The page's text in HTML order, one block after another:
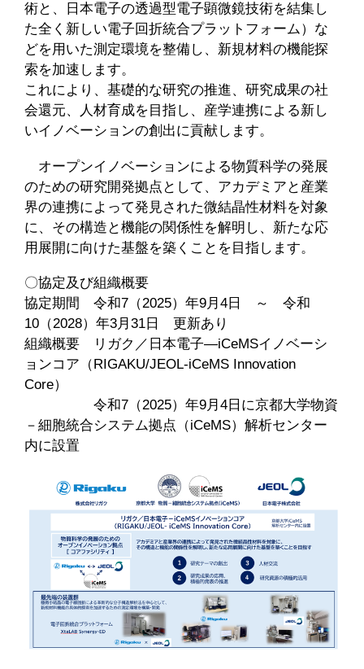
術と、日本電子の透過型電子顕微鏡技術を結集し
た全く新しい電子回折統合プラットフォーム）な
どを用いた測定環境を整備し、新規材料の機能探
索を加速します。
これにより、基礎的な研究の推進、研究成果の社
会還元、人材育成を目指し、産学連携による新し
いイノベーションの創出に貢献します。
オープンイノベーションによる物質科学の発展
のための研究開発拠点として、アカデミアと産業
界の連携によって発見された微結晶性材料を対象
に、その構造と機能の関係性を解明し、新たな応
用展開に向けた基盤を築くことを目指します。
〇協定及び組織概要
協定期間 令和7（2025）年9月4日 ～ 令和
10（2028）年3月31日 更新あり
組織概要 リガク／日本電子―iCeMSイノベーシ
ョンコア（RIGAKU/JEOL-iCeMS Innovation
Core）
令和7（2025）年9月4日に京都大学物資
－細胞統合システム拠点（iCeMS）解析センター
内に設置